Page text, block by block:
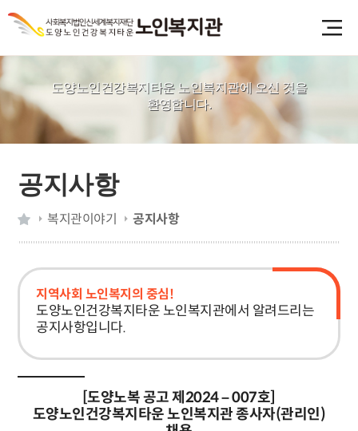
도양노인건강복지타운 노인복지관에 오신 것을
환영합니다.
공지사항
복지관이야기 공지사항
지역사회 노인복지의 중심!
도양노인건강복지타운 노인복지관에서 알려드리는
공지사항입니다.
[도양노복 공고 제2024 – 007호]
도양노인건강복지타운 노인복지관 종사자(관리인)